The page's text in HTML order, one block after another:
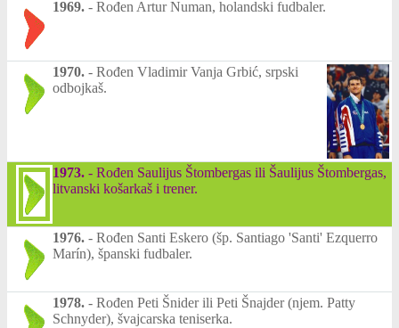
1969. - Rođen Artur Numan, holandski fudbaler.
1970. - Rođen Vladimir Vanja Grbić, srpski
odbojkaš.
1973. - Rođen Saulijus Štombergas ili Šaulijus Štombergas,
litvanski košarkaš i trener.
1976. - Rođen Santi Eskero (šp. Santiago 'Santi' Ezquerro
Marín), španski fudbaler.
1978. - Rođen Peti Šnider ili Peti Šnajder (njem. Patty
Schnyder), švajcarska teniserka.